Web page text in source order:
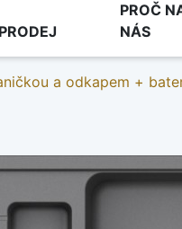
PROČ
NÁS
a odkapem +